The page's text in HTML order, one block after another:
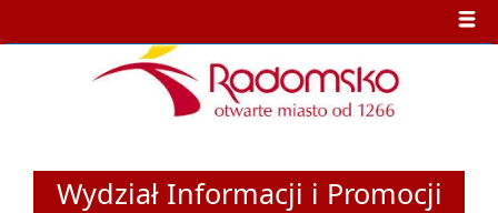
Wydział Informacji i Promocji